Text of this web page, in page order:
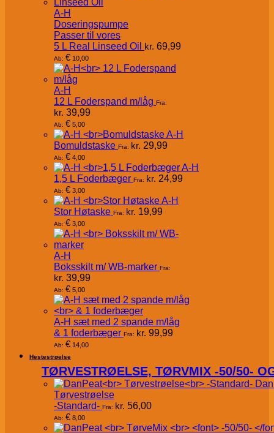
A-H
Doseringspumpe
Passer til vores
5 L Real Linseed Oil kr. 69,99
Ab: € 10,00
A-H
12 L Foderspand m/låg Fra:
kr. 39,99
Ab: € 5,00
A-H
Bomuldstaske Fra: kr. 29,99
Ab: € 4,00
A-H
1,5 L Foderbæger Fra: kr. 24,99
Ab: € 3,00
A-H
Stor Høtaske Fra: kr. 19,99
Ab: € 3,00
A-H
Boksskilt m/ WB-marker Fra:
kr. 39,99
Ab: € 5,00
A-H sæt med 2 spande m/låg
& 1 foderbæger Fra: kr. 99,99
Ab: € 14,00
Hestestrøelse
TØRVESTRØELSE, TØRVMIX -50/50-
Tørvestrøelse
-Standard- Fra: kr. 56,00
Ab: € 8,00